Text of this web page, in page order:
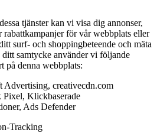
tjänster kan vi visa dig annonser,
rabattkampanjer för vår webbplats eller
surf- och shoppingbeteende och mäta
samtycke använder vi följande
på denna webbplats:
Advertising, creativecdn.com
Klickbaserade
Ads Defender
Tracking